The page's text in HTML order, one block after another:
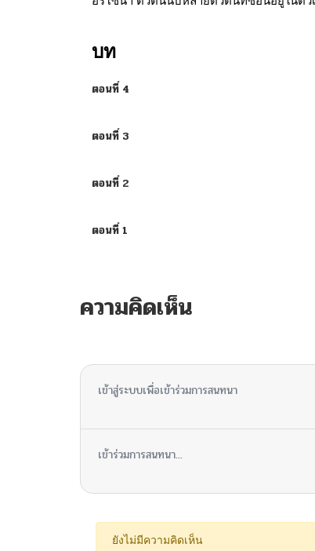
บท
ตอนที่ 4
ตอนที่ 3
ตอนที่ 2
ตอนที่ 1
ความคิดเห็น
เข้าสู่ระบบเพื่อเข้าร่วมการสนทนา
เข้าร่วมการสนทนา...
ยังไม่มีความคิดเห็น